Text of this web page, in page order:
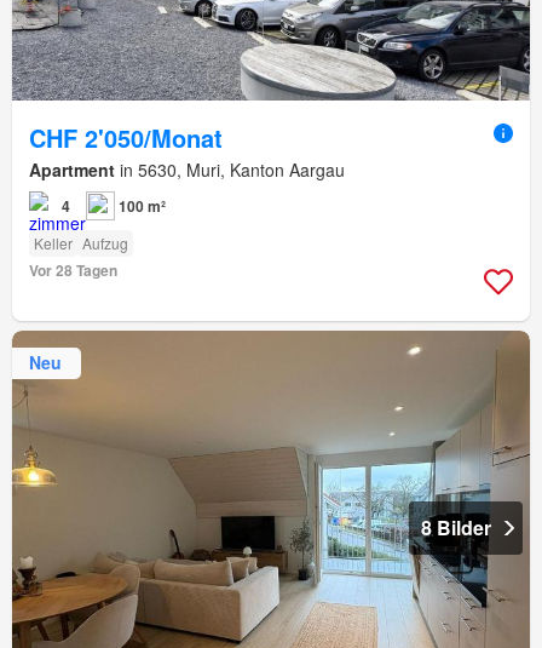
CHF 2'050/Monat
Apartment in 5630, Muri, Kanton Aargau
4 100 m²
Keller Aufzug
Vor 28 Tagen
Neu
8 Bilder